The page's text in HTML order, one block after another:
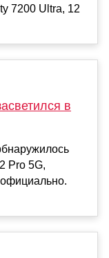
7200 Ultra, 12
в
Pro 5G,